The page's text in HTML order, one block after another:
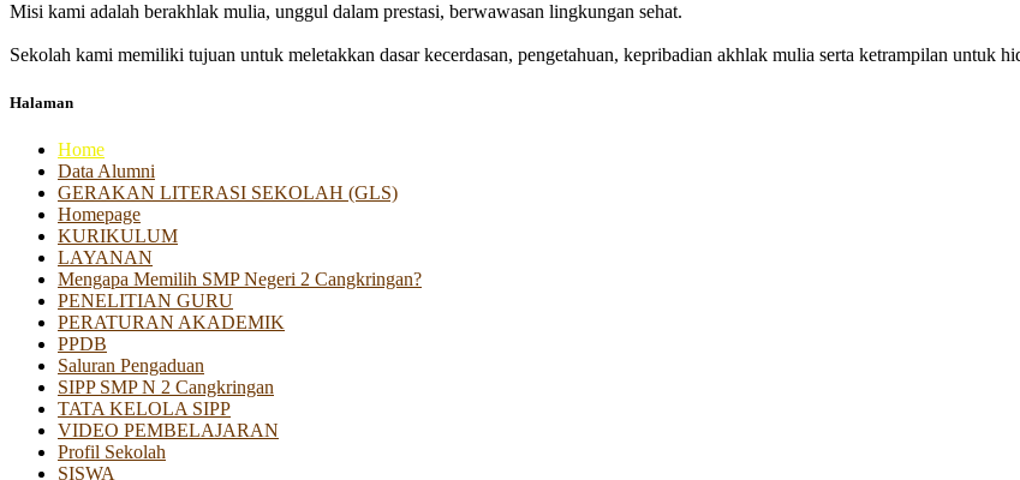
Misi kami adalah berakhlak mulia, unggul dalam prestasi, berwawasan lingkungan sehat.
Sekolah kami memiliki tujuan untuk meletakkan dasar kecerdasan, pengetahuan, kepribadian akhlak mulia serta ketrampilan untuk
Halaman
Home
Data Alumni
GERAKAN LITERASI SEKOLAH (GLS)
Homepage
KURIKULUM
LAYANAN
Mengapa Memilih SMP Negeri 2 Cangkringan?
PENELITIAN GURU
PERATURAN AKADEMIK
PPDB
Saluran Pengaduan
SIPP SMP N 2 Cangkringan
TATA KELOLA SIPP
VIDEO PEMBELAJARAN
Profil Sekolah
SISWA